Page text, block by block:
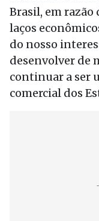
Brasil, em razão
laços
do nosso
desenvolver de
continuar a ser
comercial dos